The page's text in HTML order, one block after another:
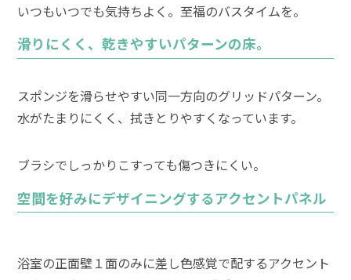
いつもいつでも気持ちよく。至福のバスタイムを。
滑りにくく、乾きやすいパターンの床。
スポンジを滑らせやすい同一方向のグリッドパターン。
水がたまりにくく、拭きとりやすくなっています。
ブラシでしっかりこすっても傷つきにくい。
空間を好みにデザイニングするアクセントパネル
浴室の正面壁１面のみに差し色感覚で配するアクセント